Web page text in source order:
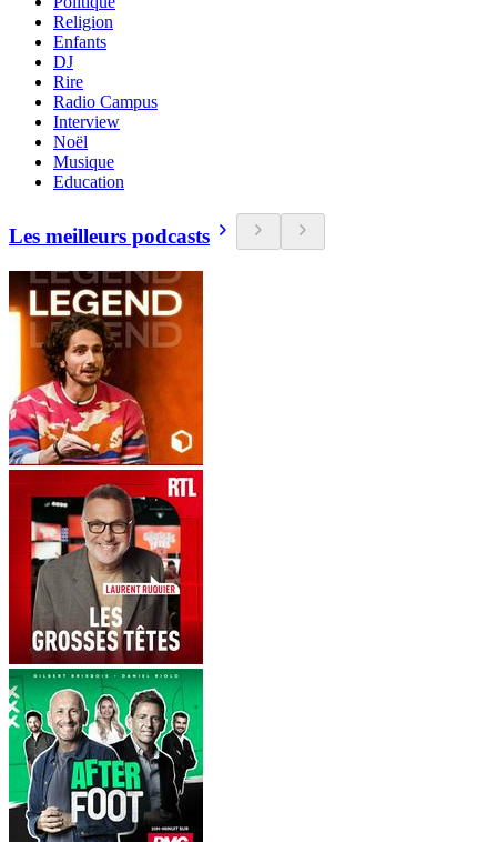
Religion
Enfants
DJ
Rire
Radio Campus
Interview
Noël
Musique
Education
Les meilleurs podcasts